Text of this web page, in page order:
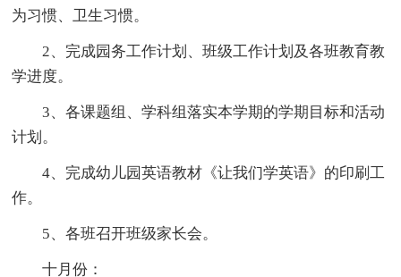
为习惯、卫生习惯。
2、完成园务工作计划、班级工作计划及各班教育教
学进度。
3、各课题组、学科组落实本学期的学期目标和活动
计划。
4、完成幼儿园英语教材《让我们学英语》的印刷工
作。
5、各班召开班级家长会。
十月份：